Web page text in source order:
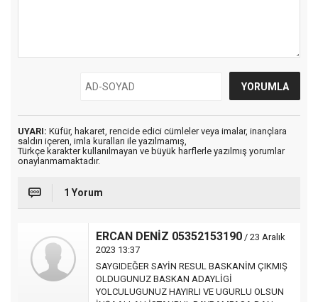
UYARI: Küfür, hakaret, rencide edici cümleler veya imalar, inançlara
saldırı içeren, imla kuralları ile yazılmamış,
Türkçe karakter kullanılmayan ve büyük harflerle yazılmış yorumlar
onaylanmamaktadır.
1 Yorum
ERCAN DENİZ 05352153190 / 23 Aralık
2023 13:37
SAYGIDEĞER SAYİN RESUL BASKANİM ÇIKMIŞ
OLDUGUNUZ BASKAN ADAYLİGİ
YOLCULUGUNUZ HAYIRLI VE UGURLU OLSUN